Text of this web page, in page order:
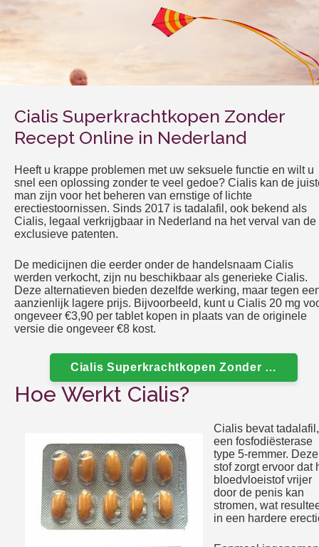
Cialis Superkrachtkopen Zonder
Recept Online in Nederland
Heeft u krappe problemen met uw seksuele functie en wilt u
snel een oplossing zonder te veel gedoe? Cialis kan de
man zijn voor het beheren van ernstige of lichte
erectiestoornissen. Sinds 2017 is tadalafil, ook bekend als
Cialis, legaal verkrijgbaar in Nederland na het verval van de
exclusieve patenten.
De medicijnen die eerder onder de handelsnaam Cialis
werden verkocht, zijn nu beschikbaar als generieke Cialis.
Deze alternatieven bieden dezelfde werking, maar tegen
aanzienlijk lagere prijs. Bijvoorbeeld, kunt u Cialis 20 mg
ongeveer €3,90 per tablet kopen in plaats van de originele
versie die ongeveer €8 kost.
Cialis Superkrachtkopen Zonder Recept
Hoe Werkt Cialis?
Cialis bevat tadalafil,
een fosfodiësterase
type 5-remmer. Deze
stof zorgt ervoor dat
bloedvloeistof vrijer
door de penis kan
stromen, wat
in een hardere